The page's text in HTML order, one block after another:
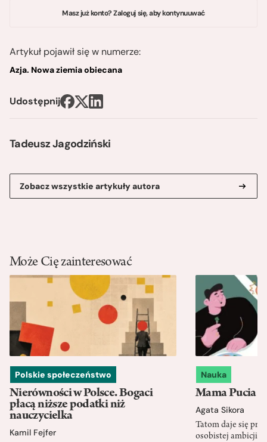
Tadeusz Jagodziński
Zobacz wszystkie artykuły autora
Masz już konto? Zaloguj się, aby kontynuuwać
Artykuł pojawił się w numerze:
Azja. Nowa ziemia obiecana
Udostępnij
Może Cię zainteresować
Polskie społeczeństwo
Nierówności w Polsce. Bogaci
płacą niższe podatki niż
nauczycielka
Kamil Fejfer
Nauka
Mama Pucia
Agata Sikora
Tatom daje się
osobistej ambicji,